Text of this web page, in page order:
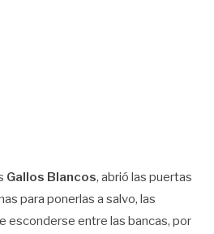
Gallos Blancos, abrió las puertas
para ponerlas a salvo, las
esconderse entre las bancas, por